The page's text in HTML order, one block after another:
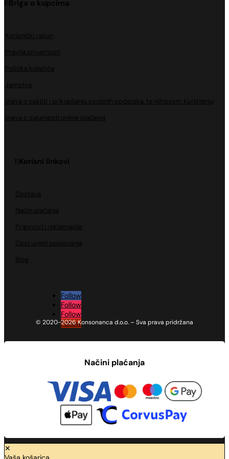
Briga o kupcima
Korisnički račun
Pravila privatnosti
Politika kolačića
Jamstvo
Izjava o zaštiti i prikupljanju osobnih podataka, te njihovom korištenju
Izjava o sigurnosti online plaćanja
Korisni linkovi
Dostava
Način plaćanja
Prigovori i reklamacije
Opći uvjeti poslovanja
Blog
Follow
Follow
Follow
Follow
© 2020-2026 Konsonanca d.o.o. – Sva prava pridržana
Načini plaćanja
✕